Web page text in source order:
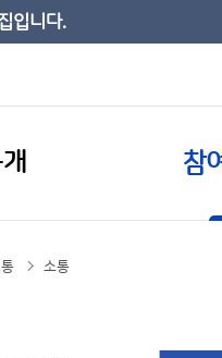
입니다.
참
소통